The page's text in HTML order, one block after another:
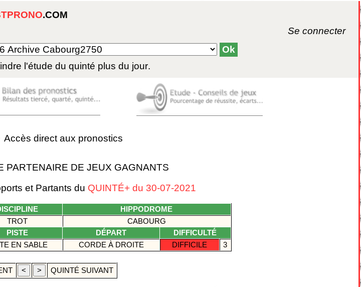
.COM
Se connecter
l'étude du quinté plus du jour.
Accès direct aux pronostics
PARTENAIRE DE JEUX GAGNANTS
et Partants du QUINTÉ+ du 30-07-2021
HIPPODROME
TROT
CABOURG
PISTE DÉPART
DIFFICULTÉ
EN SABLE CORDE À DROITE DIFFICILE 3
QUINTÉ SUIVANT